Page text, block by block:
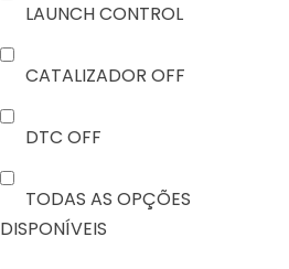
LAUNCH CONTROL
CATALIZADOR OFF
DTC OFF
TODAS AS OPÇÕES
DISPONÍVEIS